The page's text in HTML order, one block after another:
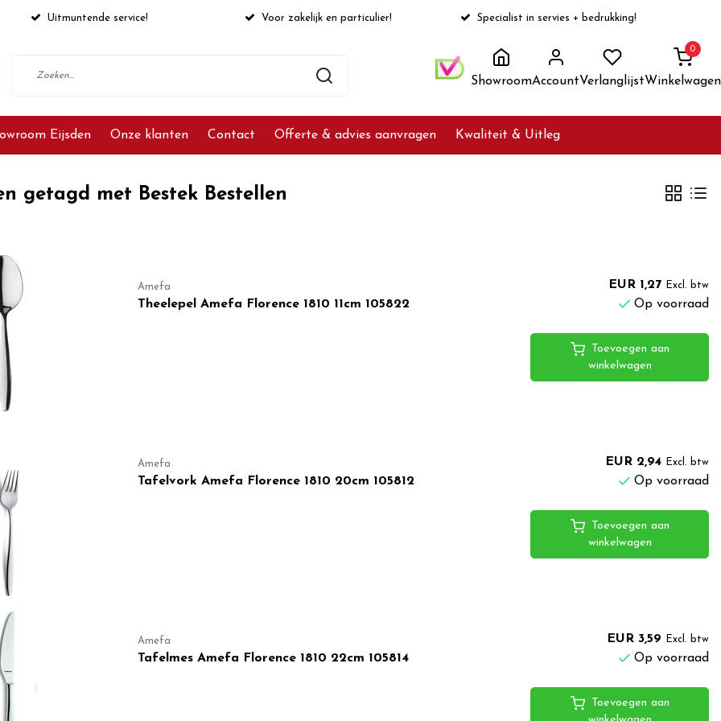
Uitmuntende service! Voor zakelijk en particulier! Specialist in servies + bedrukking!
ShowroomAccountVerlanglijst
0
Winkelwagen
Eijsden Onze klanten Contact Offerte & advies aanvragen Kwaliteit & Uitleg
getagd met Bestek Bestellen
Amefa
Theelepel Amefa Florence 1810 11cm 105822
EUR 1,27 Excl. btw
Op voorraad
Toevoegen aan
winkelwagen
Amefa
Tafelvork Amefa Florence 1810 20cm 105812
EUR 2,94 Excl. btw
Op voorraad
Toevoegen aan
winkelwagen
Amefa
Tafelmes Amefa Florence 1810 22cm 105814
EUR 3,59 Excl. btw
Op voorraad
Toevoegen aan